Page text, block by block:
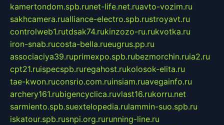
kamertondom.spb.runet-life.net.ruavto-vozim.ru
sakhcamera.rualliance-electro.spb.rustroyavt.ru
controlweb1.rutdsak74.rukinzozo-ru.rukvotka.ru
iron-snab.rucosta-bella.rueugrus.pp.ru
associaciya39.ruprimexpo.spb.rubezmorchin.ruia2.ru
cpt21.ruispecspb.ruregahost.rukolosok-elita.ru
tae-kwon.ruconsrio.com.ruinsiam.ruavegainfo.ru
archery161.rubigencyclica.ruvlast16.rukorru.net
sarmiento.spb.suextelopedia.rulammin-suo.spb.ru
iskatour.spb.rusnpi.org.rurunning-line.ru